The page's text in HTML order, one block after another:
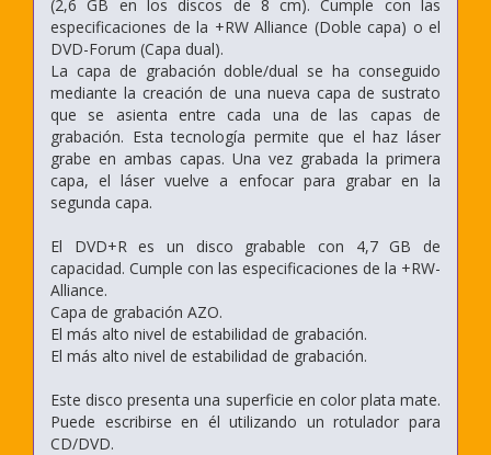
(2,6 GB en los discos de 8 cm). Cumple con las
especificaciones de la +RW Alliance (Doble capa) o el
DVD-Forum (Capa dual).
La capa de grabación doble/dual se ha conseguido
mediante la creación de una nueva capa de sustrato
que se asienta entre cada una de las capas de
grabación. Esta tecnología permite que el haz láser
grabe en ambas capas. Una vez grabada la primera
capa, el láser vuelve a enfocar para grabar en la
segunda capa.
El DVD+R es un disco grabable con 4,7 GB de
capacidad. Cumple con las especificaciones de la +RW-
Alliance.
Capa de grabación AZO.
El más alto nivel de estabilidad de grabación.
El más alto nivel de estabilidad de grabación.
Este disco presenta una superficie en color plata mate.
Puede escribirse en él utilizando un rotulador para
CD/DVD.